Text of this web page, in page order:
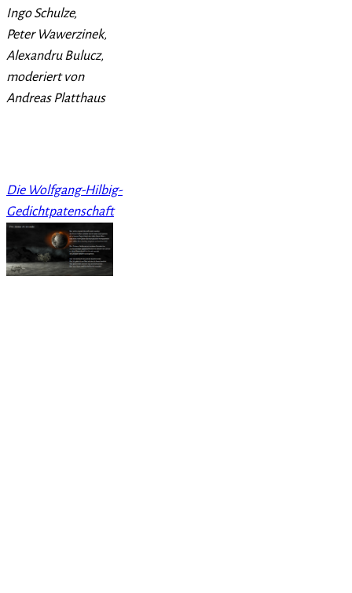
Ingo Schulze,
Peter Wawerzinek,
Alexandru Bulucz,
moderiert von
Andreas Platthaus
Die Wolfgang-Hilbig-
Gedichtpatenschaft